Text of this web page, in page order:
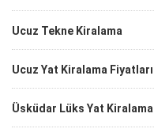
Ucuz Tekne Kiralama
Ucuz Yat Kiralama Fiyatları
Üsküdar Lüks Yat Kiralama